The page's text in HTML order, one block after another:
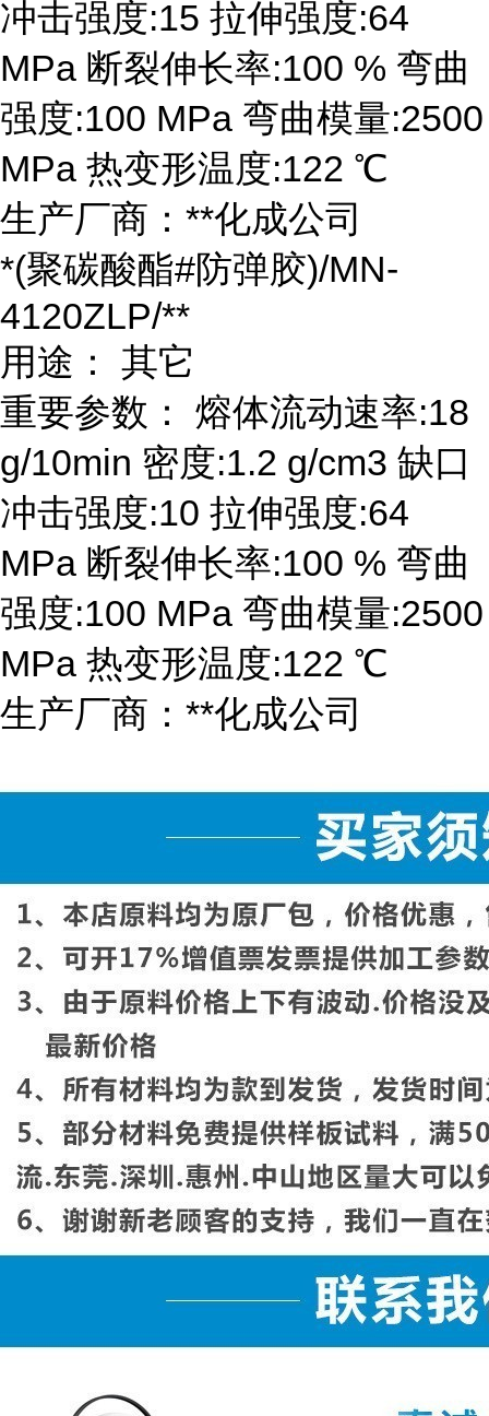
冲击强度:15 拉伸强度:64
MPa 断裂伸长率:100 % 弯曲
强度:100 MPa 弯曲模量:2500
MPa 热变形温度:122 ℃
生产厂商：**化成公司
*(聚碳酸酯#防弹胶)/MN-
4120ZLP/**
用途： 其它
重要参数： 熔体流动速率:18
g/10min 密度:1.2 g/cm3 缺口
冲击强度:10 拉伸强度:64
MPa 断裂伸长率:100 % 弯曲
强度:100 MPa 弯曲模量:2500
MPa 热变形温度:122 ℃
生产厂商：**化成公司